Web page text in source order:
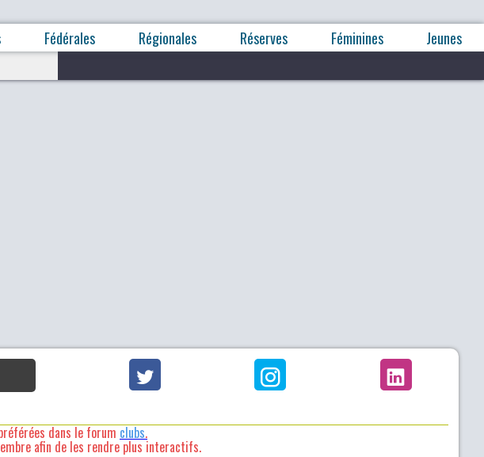
Fédérales Régionales Réserves Féminines Jeunes
dans le forum clubs.
afin de les rendre plus interactifs.